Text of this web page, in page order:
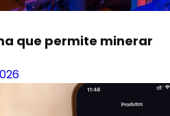
que permite minerar